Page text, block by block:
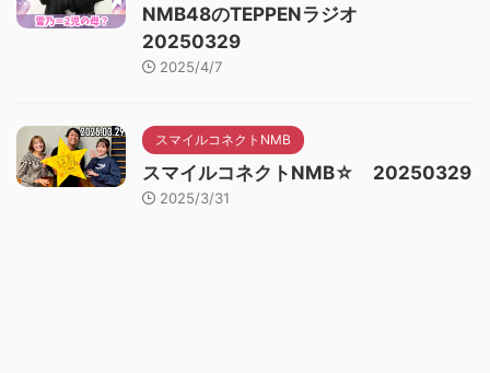
NMB48のTEPPENラジオ
20250329
2025/4/7
スマイルコネクトNMB
スマイルコネクトNMB☆ 20250329
2025/3/31